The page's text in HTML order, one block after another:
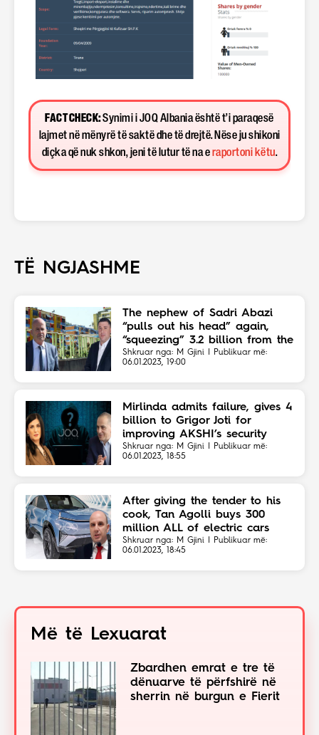
FACT CHECK:Synimi i JOQ Albania është t’i paraqesë
lajmet në mënyrë të saktë dhe të drejtë. Nëse ju shikoni
diçka që nuk shkon, jeni të lutur të na e raportoni këtu.
TË NGJASHME
The nephew of Sadri Abazi
“pulls out his head” again,
“squeezing” 3.2 billion from the
Vore Municipality for cleaning
Shkruar nga: M Gjini | Publikuar më:
06.01.2023, 19:00
Mirlinda admits failure, gives 4
billion to Grigor Joti for
improving AKSHI’s security
Shkruar nga: M Gjini | Publikuar më:
06.01.2023, 18:55
After giving the tender to his
cook, Tan Agolli buys 300
million ALL of electric cars
Shkruar nga: M Gjini | Publikuar më:
06.01.2023, 18:45
Më të Lexuarat
Zbardhen emrat e tre të
dënuarve të përfshirë në
sherrin në burgun e Fierit